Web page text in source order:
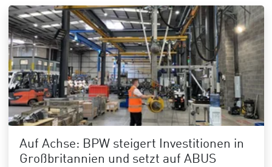
Auf Achse: BPW steigert Investitionen in
Großbritannien und setzt auf ABUS